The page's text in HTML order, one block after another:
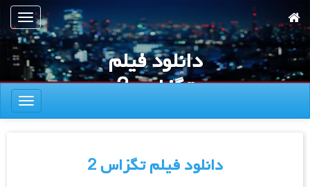
به
محتوای
اصلی
ناوبری
دانلود فیلم
تگزاس 2
ناوبری
دانلود فیلم تگزاس 2